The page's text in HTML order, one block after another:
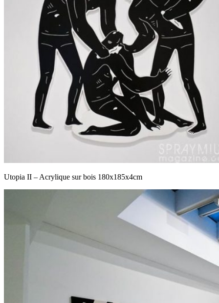
Utopia II – Acrylique sur bois 180x185x4cm